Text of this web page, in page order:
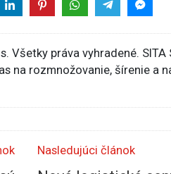
Všetky práva vyhradené.
na rozmnožovanie, šírenie a
Nasledujúci článok